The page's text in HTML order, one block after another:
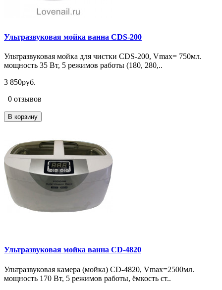
Ультразвуковая мойка ванна CDS-200
Ультразвуковая мойка для чистки CDS-200, Vmax= 750мл.
мощность 35 Вт, 5 режимов работы (180, 280,..
3 850руб.
0 отзывов
В корзину
Ультразвуковая мойка ванна CD-4820
Ультразвуковая камера (мойка) CD-4820, Vmax=2500мл.
мощность 170 Вт, 5 режимов работы, ёмкость ст..